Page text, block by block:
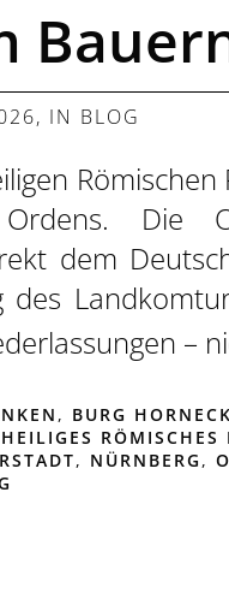
, IN BLOG
Die
dem
des
–
, BURG HORNECK
HEILIGES RÖMISCHES
, NÜRNBERG ,